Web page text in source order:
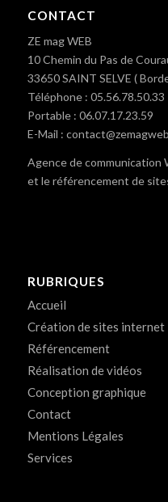
CONTACT
ZE mag WEB
10 Chemin du Pas de
33650 SAINT SELVE (
Téléphone : 05.56.78.50.33
Portable : 06.07.17.23.59
E-Mail :
Agence de communication
et le référencement de
RUBRIQUES
Accueil
Création de sites internet
Référencement
Réalisation de vidéos
Conception graphique
Contact
Mentions Légales
Services